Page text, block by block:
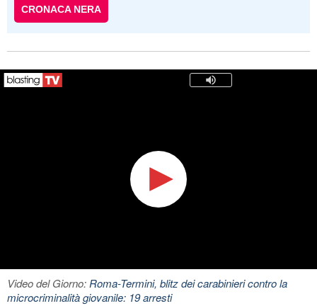
CRONACA NERA
Video del Giorno:Roma-Termini, blitz dei carabinieri contro la
microcriminalità giovanile: 19 arresti